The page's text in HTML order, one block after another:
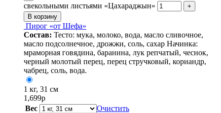
свекольными листьями «Цахараджын»
+
В корзину
Пирог «от Шефа»
Состав: Тесто: мука, молоко, вода, масло сливочное,
масло подсолнечное, дрожжи, соль, сахар Начинка:
мраморная говядина, баранина, лук репчатый, чеснок,
черный молотый перец, перец стручковый, кориандр,
чабрец, соль, вода.
1 кг, 31 см
1,699р
Вес
Очистить